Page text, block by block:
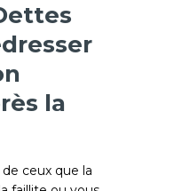
la
ceux que la